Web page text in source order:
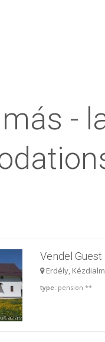
-
Vendel
Erdély,
type: pension **